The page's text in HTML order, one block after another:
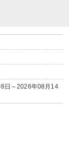
日～2026年08月14